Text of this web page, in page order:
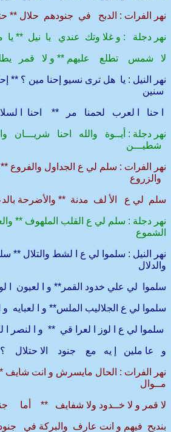
نهر الفرات : الدبح في جنودهم حلال **
نهر دجلة : و غلا وتك عندي يا نيل ** يا
لا شمس تطلع عليهم ** و لا قمر
نهر النيل : يا هل ترى نسيو إحنا مين ؟ **
سنين
ا حنا ا لعرب لحمنا مر ** احنا ا
نهر دجلة : أيــوة والله احنا شريـــان
شطيـــن
نهر الفرات : سلم لي ع الجداول والفروع
والزروع
سلم لي ع الأ لف مدنة ** والأضرحة
نهر دجلة : سلم لي ع القلب الملهوف **
الشموع
نهر النيل : سلموا لي ع ا لشط والتلال **
والدلال
سلموا لي علي خدود القمر** و ا لعيون ا
سلموا لي ع الجلاليب الملس** و ا لعبايه
سلموا لي ع ا لوز ا لعرا قي ** و ا لنصر ا
و عا ملين إ يه مع جنود الا حتلال
نهر الفرات : الحال مايسرش و انت شايف **
مــوال
لا قمر و لا خــدود ولا شفايف ** أما
بندبح فيهم و انت عارف والبركة في